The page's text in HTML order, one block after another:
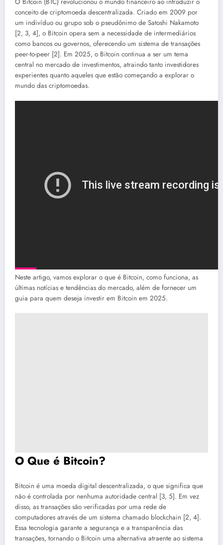
O Bitcoin (BTC) revolucionou o mundo financeiro ao introduzir o
conceito de criptomoeda descentralizada. Criado em 2009 por
um indivíduo ou grupo sob o pseudônimo de Satoshi Nakamoto
[2, 3, 4], o Bitcoin opera sem a necessidade de intermediários
como bancos ou governos, oferecendo um sistema de transações
peer-to-peer [2]. Em 2025, o Bitcoin continua a ser um tema
central no mercado de investimentos, atraindo tanto investidores
experientes quanto aqueles que estão começando a explorar o
mundo das criptomoedas.
Neste artigo, vamos explorar o que é Bitcoin, como funciona, as
últimas notícias e tendências do mercado, além de fornecer um
guia para quem deseja investir em Bitcoin em 2025.
O Que é Bitcoin?
Bitcoin é uma moeda digital descentralizada, o que significa que
não é controlada por nenhuma autoridade central [3, 5]. Em vez
disso, as transações são verificadas por uma rede de
computadores através de um sistema chamado blockchain [2, 4].
Essa tecnologia garante a segurança e a transparência das
transações, tornando o Bitcoin uma alternativa atraente ao sistema